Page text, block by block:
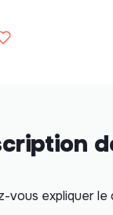
vous expliquer